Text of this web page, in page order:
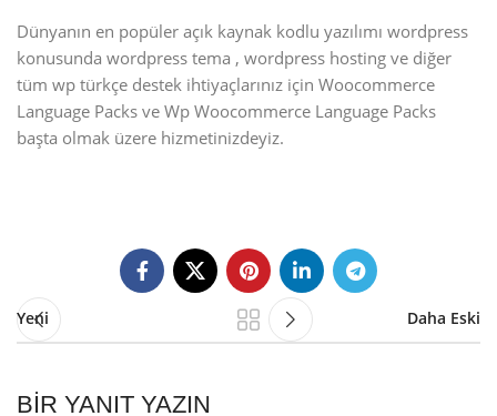
Dünyanın en popüler açık kaynak kodlu yazılımı wordpress
konusunda wordpress tema , wordpress hosting ve diğer
tüm wp türkçe destek ihtiyaçlarınız için Woocommerce
Language Packs ve Wp Woocommerce Language Packs
başta olmak üzere hizmetinizdeyiz.
Yeni Daha Eski
BIR YANIT YAZIN